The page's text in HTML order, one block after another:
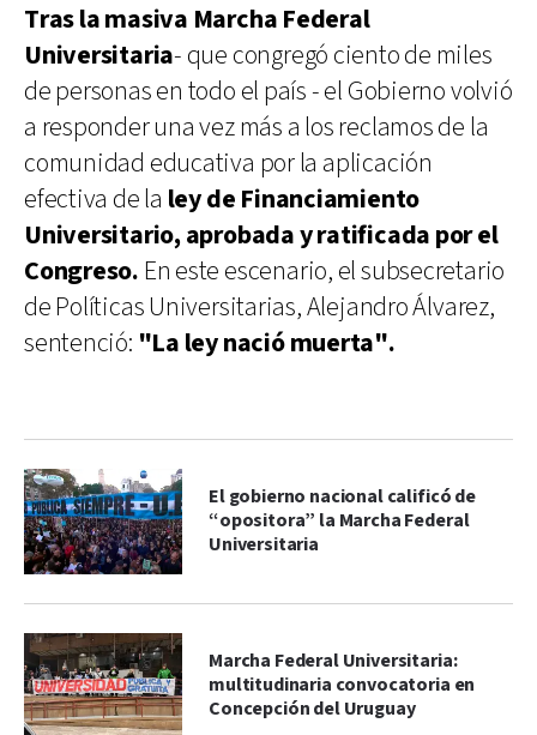
Tras la masiva Marcha Federal
Universitaria- que congregó ciento de miles
de personas en todo el país - el Gobierno volvió
a responder una vez más a los reclamos de la
comunidad educativa por la aplicación
efectiva de la ley de Financiamiento
Universitario, aprobada y ratificada por el
Congreso. En este escenario, el subsecretario
de Políticas Universitarias, Alejandro Álvarez,
sentenció: "La ley nació muerta".
El gobierno nacional calificó de
“opositora” la Marcha Federal
Universitaria
Marcha Federal Universitaria:
multitudinaria convocatoria en
Concepción del Uruguay